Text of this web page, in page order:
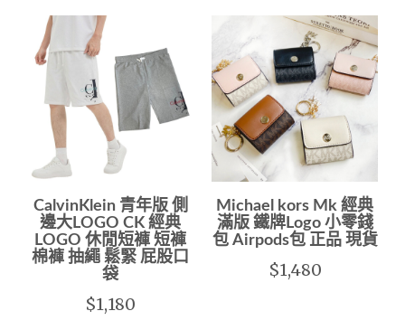
CalvinKlein 青年版 側
邊大LOGO CK 經典
LOGO 休閒短褲 短褲
棉褲 抽繩 鬆緊 屁股口
袋
$1,180
Michael kors Mk 經典
滿版 鐵牌Logo 小零錢
包 Airpods包 正品 現貨
$1,480